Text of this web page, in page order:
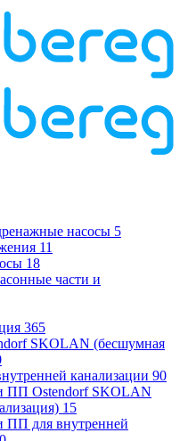
насосы 5
11
18
части и
365
SKOLAN (бесшумная
канализации 90
ПП Ostendorf SKOLAN
15
ПП для внутренней